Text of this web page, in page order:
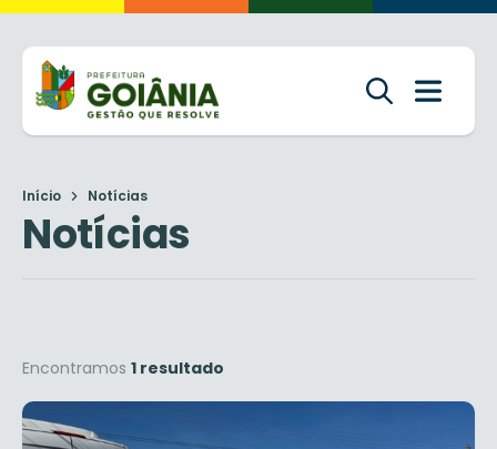
Início Notícias
Notícias
Encontramos 1 resultado